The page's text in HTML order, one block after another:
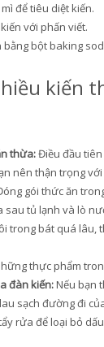
để tiêu diệt kiến.
với phấn viết.
bằng bột baking
kiến
thừa:Điều đầu
nên thận trọng
gói thức ăn
sau tủ lạnh và lò
trong bát quá lâu,
thực phẩm
đàn kiến:Nếu bạn
sạch đường đi
rửa để loại bỏ